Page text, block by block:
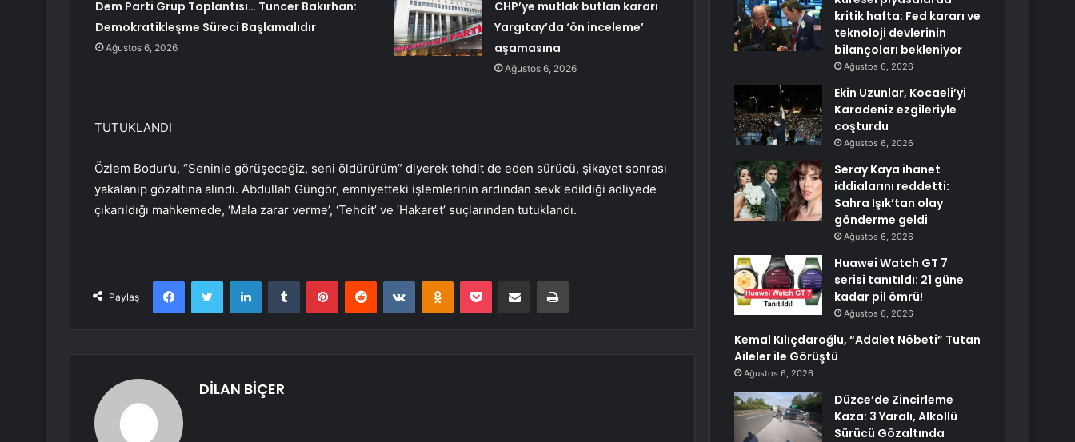
Dem Parti Grup Toplantısı… Tuncer Bakırhan:
Demokratikleşme Süreci Başlamalıdır
Ağustos 6, 2026
CHP’ye mutlak butlan kararı
Yargıtay’da ‘ön inceleme’
aşamasına
Ağustos 6, 2026
TUTUKLANDI
Özlem Bodur’u, “Seninle görüşeceğiz, seni öldürürüm” diyerek tehdit de eden sürücü, şikayet sonrası
yakalanıp gözaltına alındı. Abdullah Güngör, emniyetteki işlemlerinin ardından sevk edildiği adliyede
çıkarıldığı mahkemede, ‘Mala zarar verme’, ‘Tehdit’ ve ‘Hakaret’ suçlarından tutuklandı.
Paylaş
FacebookTwitter LinkedInTumblr PinterestReddit VKontakteOdnoklassniki
Pocket E-Posta ile paylaş Yazdır
DİLAN BİÇER
kritik hafta: Fed kararı ve
teknoloji devlerinin
bilançoları bekleniyor
Ağustos 6, 2026
Ekin Uzunlar, Kocaeli’yi
Karadeniz ezgileriyle
coşturdu
Ağustos 6, 2026
Seray Kaya ihanet
iddialarını reddetti:
Sahra Işık’tan olay
gönderme geldi
Ağustos 6, 2026
Huawei Watch GT 7
serisi tanıtıldı: 21 güne
kadar pil ömrü!
Ağustos 6, 2026
Kemal Kılıçdaroğlu, “Adalet Nöbeti” Tutan
Aileler ile Görüştü
Ağustos 6, 2026
Düzce’de Zincirleme
Kaza: 3 Yaralı, Alkollü
Sürücü Gözaltında